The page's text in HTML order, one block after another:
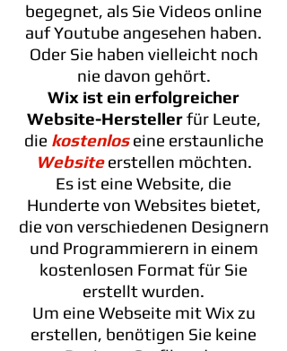
begegnet, als Sie Videos online
auf Youtube angesehen haben.
Oder Sie haben vielleicht noch
nie davon gehört.
Wix ist ein erfolgreicher
Website-Herstellerfür Leute,
die kostenloseine erstaunliche
Websiteerstellen möchten.
Es ist eine Website, die
Hunderte von Websites bietet,
die von verschiedenen Designern
und Programmierern in einem
kostenlosen Format für Sie
erstellt wurden.
Um eine Webseite mit Wix zu
erstellen, benötigen Sie keine